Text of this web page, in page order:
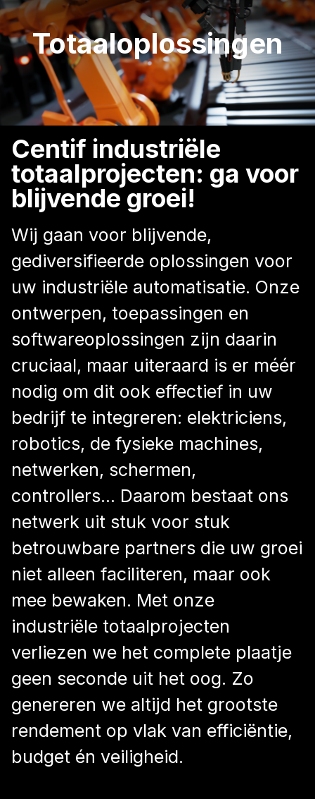
Totaaloplossingen
Centif industriële
totaalprojecten: ga voor
blijvende groei!
Wij gaan voor blijvende,
gediversifieerde oplossingen voor
uw industriële automatisatie. Onze
ontwerpen, toepassingen en
softwareoplossingen zijn daarin
cruciaal, maar uiteraard is er méér
nodig om dit ook effectief in uw
bedrijf te integreren: elektriciens,
robotics, de fysieke machines,
netwerken, schermen,
controllers… Daarom bestaat ons
netwerk uit stuk voor stuk
betrouwbare partners die uw groei
niet alleen faciliteren, maar ook
mee bewaken. Met onze
industriële totaalprojecten
verliezen we het complete plaatje
geen seconde uit het oog. Zo
genereren we altijd het grootste
rendement op vlak van efficiëntie,
budget én veiligheid.